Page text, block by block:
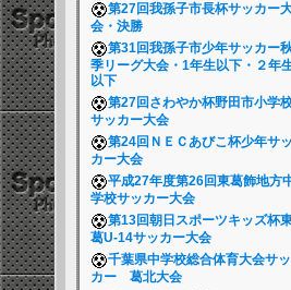
第27回我孫子市長杯サッカー
会・決勝
第31回我孫子市少年サッカー
季リーグ大会・1年生以下・２年
以下
第27回さわやか杯野田市小学
サッカー大会
第24回ＮＥＣあびこ杯少年サッ
カー大会
平成27年度第26回東葛飾地方
学校サッカー大会
第13回朝日スポーツキッズ杯
葛U-14サッカー大会
千葉県中学校総合体育大会サッ
カー 葛北大会